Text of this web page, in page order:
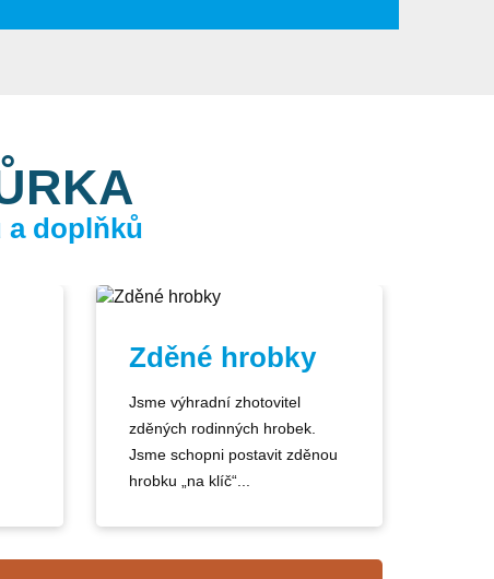
a doplňků
Zděné hrobky
Jsme výhradní zhotovitel
zděných rodinných hrobek.
Jsme schopni postavit zděnou
hrobku „na klíč“...